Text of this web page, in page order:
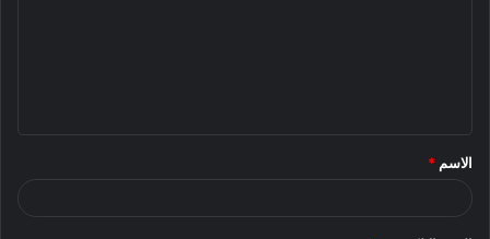
*
الاسم *